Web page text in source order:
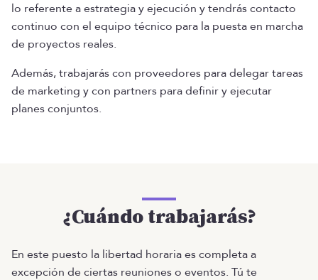
lo referente a estrategia y ejecución y tendrás contacto
continuo con el equipo técnico para la puesta en marcha
de proyectos reales.
Además, trabajarás con proveedores para delegar tareas
de marketing y con partners para definir y ejecutar
planes conjuntos.
¿Cuándo trabajarás?
En este puesto la libertad horaria es completa a
excepción de ciertas reuniones o eventos. Tú te